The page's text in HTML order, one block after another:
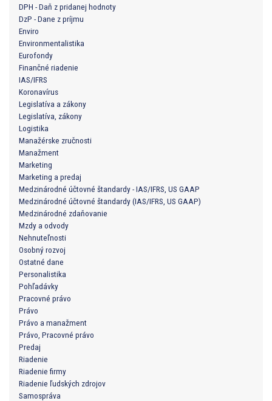
DPH - Daň z pridanej hodnoty
DzP - Dane z príjmu
Enviro
Environmentalistika
Eurofondy
Finančné riadenie
IAS/IFRS
Koronavírus
Legislatíva a zákony
Legislatíva, zákony
Logistika
Manažérske zručnosti
Manažment
Marketing
Marketing a predaj
Medzinárodné účtovné štandardy - IAS/IFRS, US GAAP
Medzinárodné účtovné štandardy (IAS/IFRS, US GAAP)
Medzinárodné zdaňovanie
Mzdy a odvody
Nehnuteľnosti
Osobný rozvoj
Ostatné dane
Personalistika
Pohľadávky
Pracovné právo
Právo
Právo a manažment
Právo, Pracovné právo
Predaj
Riadenie
Riadenie firmy
Riadenie ľudských zdrojov
Samospráva